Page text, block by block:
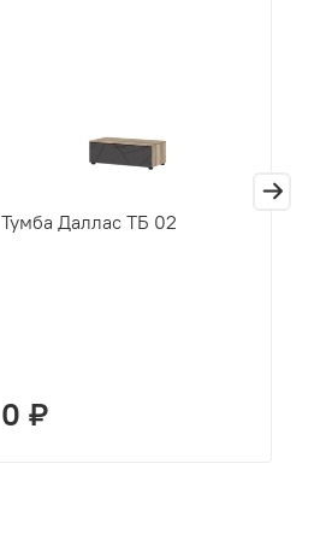
Тумба Даллас ТБ 02
0 ₽